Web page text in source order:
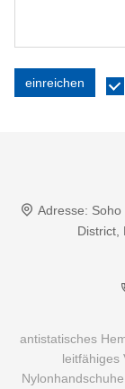
einreichen
Adresse: Soho
District,
antistatisches
leitfähiges
Nylonhandschuhe